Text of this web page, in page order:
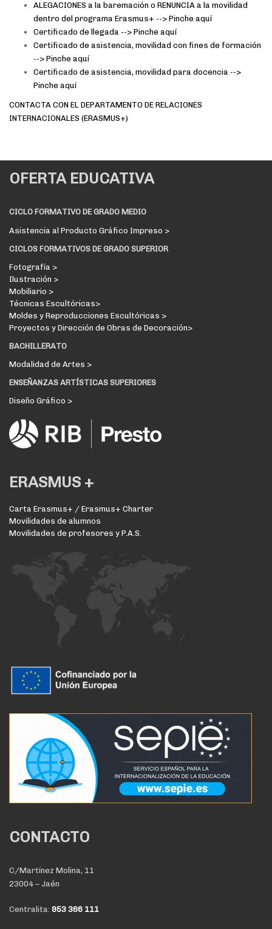
ALEGACIONES a la baremación o RENUNCIA a la movilidad
dentro del programa Erasmus+ --> Pinche aquí
Certificado de llegada --> Pinche aquí
Certificado de asistencia, movilidad con fines de formación
--> Pinche aquí
Certificado de asistencia, movilidad para docencia -->
Pinche aquí
CONTACTA CON EL DEPARTAMENTO DE RELACIONES
INTERNACIONALES (ERASMUS+)
OFERTA EDUCATIVA
CICLO FORMATIVO DE GRADO MEDIO
Asistencia al Producto Gráfico Impreso >
CICLOS FORMATIVOS DE GRADO SUPERIOR
Fotografía >
Ilustración >
Mobiliario >
Técnicas Escultóricas>
Moldes y Reproducciones Escultóricas >
Proyectos y Dirección de Obras de Decoración>
BACHILLERATO
Modalidad de Artes >
ENSEÑANZAS ARTÍSTICAS SUPERIORES
Diseño Gráfico >
ERASMUS +
Carta Erasmus+ / Erasmus+ Charter
Movilidades de alumnos
Movilidades de profesores y P.A.S.
CONTACTO
C/Martínez Molina, 11
23004 – Jaén
Centralita: 953 366 111